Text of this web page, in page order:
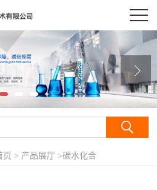
页 > 产品展厅 >碳水化合